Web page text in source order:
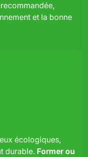
et la bonne
écologiques,
durable. Former ou